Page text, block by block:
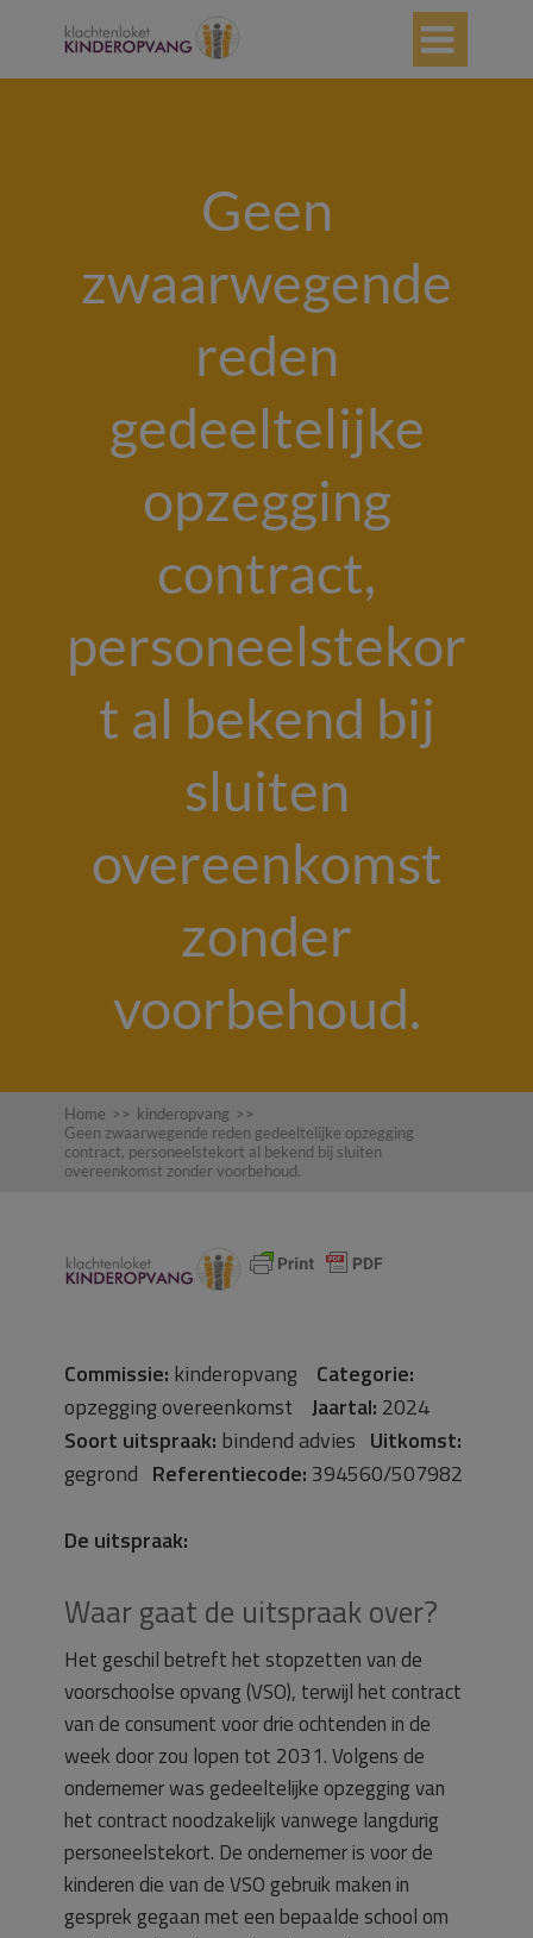

Geen
zwaarwegende
reden
gedeeltelijke
opzegging
contract,
personeelstekor
t al bekend bij
sluiten
overeenkomst
zonder
voorbehoud.
Home >> kinderopvang >>
Geen zwaarwegende reden gedeeltelijke opzegging
contract, personeelstekort al bekend bij sluiten
overeenkomst zonder voorbehoud.
Commissie: kinderopvang Categorie:
opzegging overeenkomst Jaartal: 2024
Soort uitspraak: bindend advies Uitkomst:
gegrond Referentiecode: 394560/507982
De uitspraak:
Waar gaat de uitspraak over?
Het geschil betreft het stopzetten van de
voorschoolse opvang (VSO), terwijl het contract
van de consument voor drie ochtenden in de
week door zou lopen tot 2031. Volgens de
ondernemer was gedeeltelijke opzegging van
het contract noodzakelijk vanwege langdurig
personeelstekort. De ondernemer is voor de
kinderen die van de VSO gebruik maken in
gesprek gegaan met een bepaalde school om